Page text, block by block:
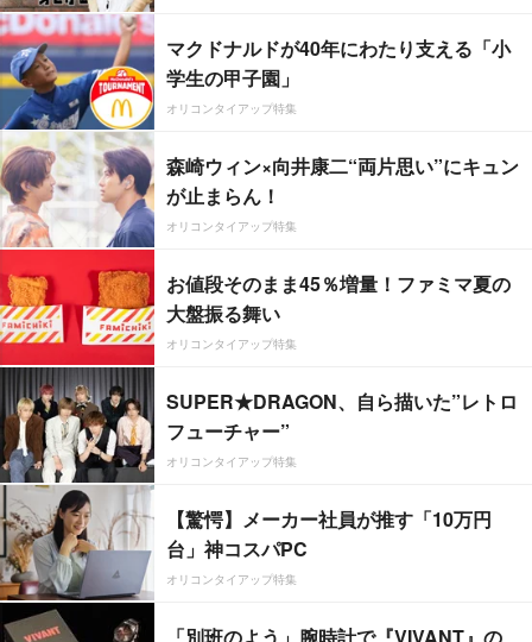
マクドナルドが40年にわたり支える「小
学生の甲子園」
オリコンタイアップ特集
森崎ウィン×向井康二“両片思い”にキュン
が止まらん！
オリコンタイアップ特集
お値段そのまま45％増量！ファミマ夏の
大盤振る舞い
オリコンタイアップ特集
SUPER★DRAGON、自ら描いた”レトロ
フューチャー”
オリコンタイアップ特集
【驚愕】メーカー社員が推す「10万円
台」神コスパPC
オリコンタイアップ特集
「別班のよう」腕時計で『VIVANT』の